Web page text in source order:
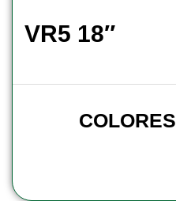
VR5 18″
COLORES